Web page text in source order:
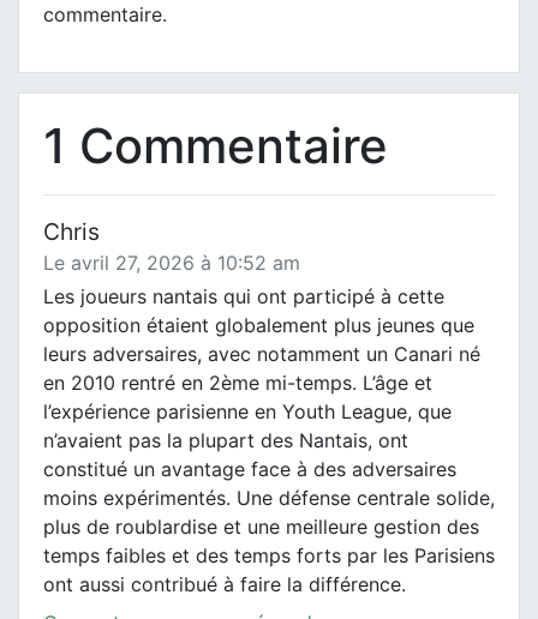
commentaire.
1 Commentaire
Chris
Le avril 27, 2026 à 10:52 am
Les joueurs nantais qui ont participé à cette
opposition étaient globalement plus jeunes que
leurs adversaires, avec notamment un Canari né
en 2010 rentré en 2ème mi-temps. L’âge et
l’expérience parisienne en Youth League, que
n’avaient pas la plupart des Nantais, ont
constitué un avantage face à des adversaires
moins expérimentés. Une défense centrale solide,
plus de roublardise et une meilleure gestion des
temps faibles et des temps forts par les Parisiens
ont aussi contribué à faire la différence.